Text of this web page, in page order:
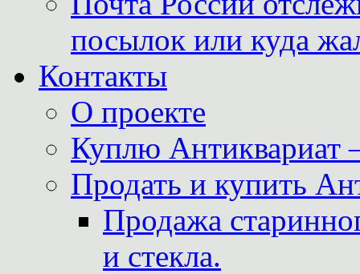
посылок или куда
Контакты
О проекте
Куплю Антиквариат
Продать и купить
Продажа
и стекла.